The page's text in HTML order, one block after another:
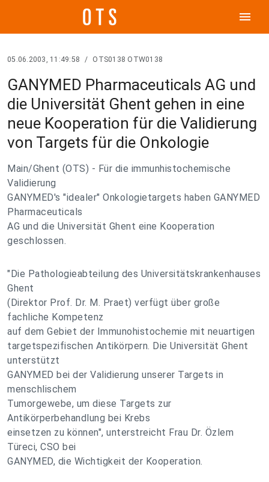
menu
05.06.2003, 11:49:58 / OTS0138 OTW0138
GANYMED Pharmaceuticals AG und
die Universität Ghent gehen in eine
neue Kooperation für die Validierung
von Targets für die Onkologie
Main/Ghent (OTS) - Für die immunhistochemische
Validierung
GANYMED's "idealer" Onkologietargets haben GANYMED
Pharmaceuticals
AG und die Universität Ghent eine Kooperation
geschlossen.
"Die Pathologieabteilung des Universitätskrankenhauses
Ghent
(Direktor Prof. Dr. M. Praet) verfügt über große
fachliche Kompetenz
auf dem Gebiet der Immunohistochemie mit neuartigen
targetspezifischen Antikörpern. Die Universität Ghent
unterstützt
GANYMED bei der Validierung unserer Targets in
menschlischem
Tumorgewebe, um diese Targets zur
Antikörperbehandlung bei Krebs
einsetzen zu können", unterstreicht Frau Dr. Özlem
Türeci, CSO bei
GANYMED, die Wichtigkeit der Kooperation.